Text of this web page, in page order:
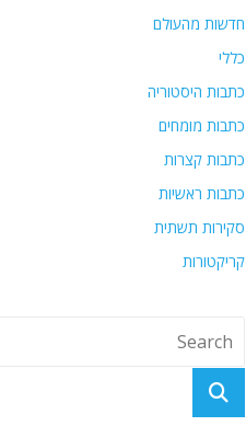
חדשות מהעולם
כללי
כתבות היסטוריה
כתבות מומחים
כתבות קצרות
כתבות ראשיות
סקירות תשתית
קריקטורות